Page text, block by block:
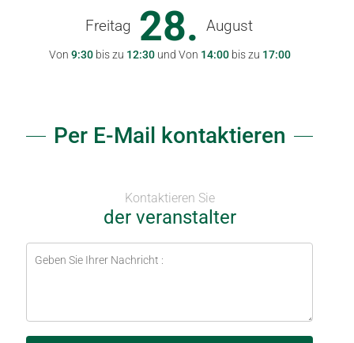
Freitag 28. August
Von 9:30 bis zu 12:30 und Von 14:00 bis zu 17:00
Per E-Mail kontaktieren
Kontaktieren Sie
der veranstalter